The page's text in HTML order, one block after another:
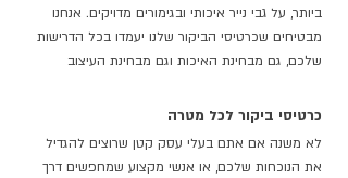
ביותר, על גבי נייר איכותי ובגימורים מדויקים. אנחנו
מבטיחים שכרטיסי הביקור שלנו יעמדו בכל הדרישות
שלכם, גם מבחינת האיכות וגם מבחינת העיצוב
כרטיסי ביקור לכל מטרה
לא משנה אם אתם בעלי עסק קטן שרוצים להגדיל
את הנוכחות שלכם, או אנשי מקצוע שמחפשים דרך